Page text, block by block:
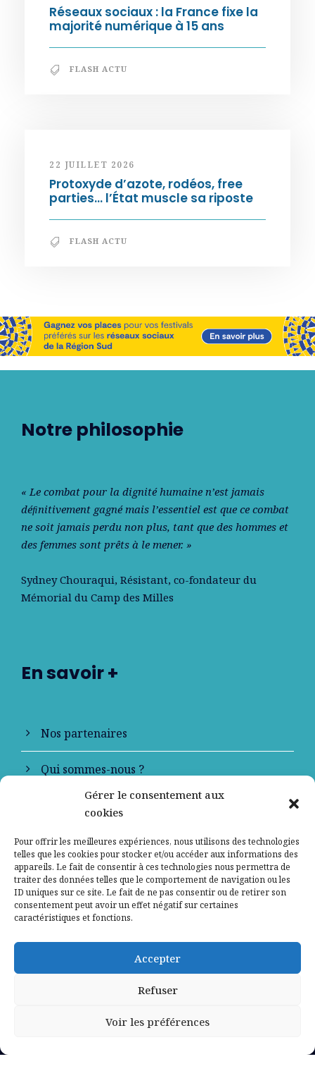
Gérer le consentement aux
cookies
Pour offrir les meilleures expériences, nous utilisons des technologies
telles que les cookies pour stocker et/ou accéder aux informations des
appareils. Le fait de consentir à ces technologies nous permettra de
traiter des données telles que le comportement de navigation ou les
ID uniques sur ce site. Le fait de ne pas consentir ou de retirer son
consentement peut avoir un effet négatif sur certaines
caractéristiques et fonctions.
Accepter
Refuser
Voir les préférences
Réseaux sociaux : la France fixe la
majorité numérique à 15 ans
FLASH ACTU
22 JUILLET 2026
Protoxyde d’azote, rodéos, free
parties… l’État muscle sa riposte
FLASH ACTU
Notre philosophie
« Le combat pour la dignité humaine n’est jamais
déﬁnitivement gagné mais l’essentiel est que ce combat
ne soit jamais perdu non plus, tant que des hommes et
des femmes sont prêts à le mener. »
Sydney Chouraqui, Résistant, co-fondateur du
Mémorial du Camp des Milles
En savoir +
Nos partenaires
Qui sommes-nous ?
Contactez-nous
Mentions légales
Politique de confidentialité